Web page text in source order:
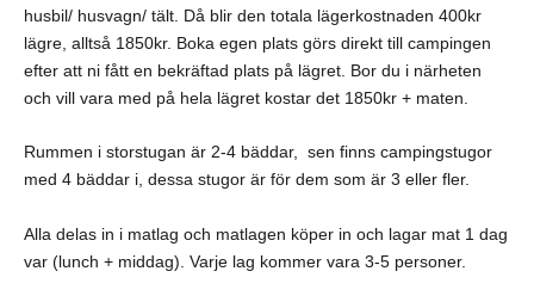
husbil/ husvagn/ tält. Då blir den totala lägerkostnaden 400kr
lägre, alltså 1850kr. Boka egen plats görs direkt till campingen
efter att ni fått en bekräftad plats på lägret. Bor du i närheten
och vill vara med på hela lägret kostar det 1850kr + maten.
Rummen i storstugan är 2-4 bäddar, sen finns campingstugor
med 4 bäddar i, dessa stugor är för dem som är 3 eller fler.
Alla delas in i matlag och matlagen köper in och lagar mat 1 dag
var (lunch + middag). Varje lag kommer vara 3-5 personer.